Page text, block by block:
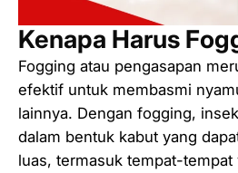
Kenapa Harus
Fogging atau pengasapan
efektif untuk membasmi
lainnya. Dengan fogging,
dalam bentuk kabut yang
luas, termasuk tempat-tempat